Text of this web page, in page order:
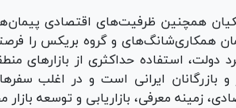
همچنین ظرفیت‌های اقتصادی پیمان‌ها
همکاری‌شانگ‌های و گروه بریکس را
دولت، استفاده حداکثری از بازار‌های
و بازرگانان ایرانی است و در اغلب
زمینه معرفی، بازاریابی و توسعه